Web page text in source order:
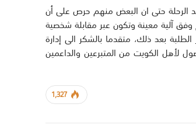
الرحلة حتى ان البعض منهم حرص على أن
وفق آلية معينة وتكون عبر مقابلة شخصية
ويتم اختيار الطلبة بعد ذلك، متقدما بالشكر الى إدارة
لأهل الكويت من المتبرعين والداعمين
1,327